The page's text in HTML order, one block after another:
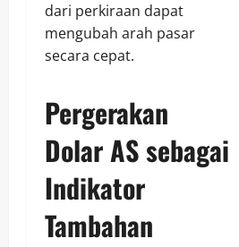
dari perkiraan dapat
mengubah arah pasar
secara cepat.
Pergerakan
Dolar AS sebagai
Indikator
Tambahan